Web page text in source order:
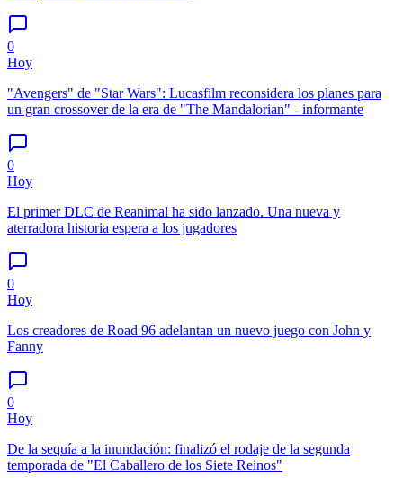
0
Hoy
"Avengers" de "Star Wars": Lucasfilm reconsidera los planes para
un gran crossover de la era de "The Mandalorian" - informante
0
Hoy
El primer DLC de Reanimal ha sido lanzado. Una nueva y
aterradora historia espera a los jugadores
0
Hoy
Los creadores de Road 96 adelantan un nuevo juego con John y
Fanny
0
Hoy
De la sequía a la inundación: finalizó el rodaje de la segunda
temporada de "El Caballero de los Siete Reinos"